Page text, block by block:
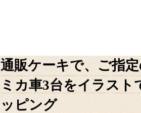
通販ケーキで、ご指
ミカ車3台をイラスト
ッピング